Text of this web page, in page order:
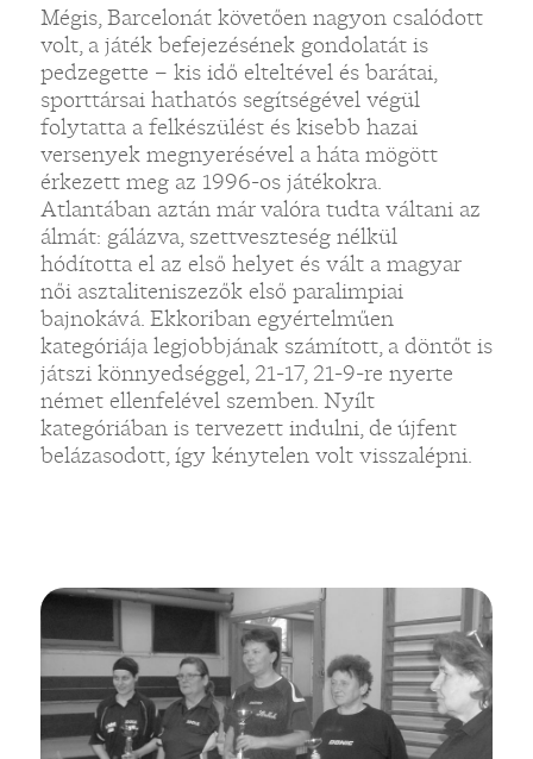
Mégis, Barcelonát követően nagyon csalódott
volt, a játék befejezésének gondolatát is
pedzegette – kis idő elteltével és barátai,
sporttársai hathatós segítségével végül
folytatta a felkészülést és kisebb hazai
versenyek megnyerésével a háta mögött
érkezett meg az 1996-os játékokra.
Atlantában aztán már valóra tudta váltani az
álmát: gálázva, szettveszteség nélkül
hódította el az első helyet és vált a magyar
női asztaliteniszezők első paralimpiai
bajnokává. Ekkoriban egyértelműen
kategóriája legjobbjának számított, a döntőt is
játszi könnyedséggel, 21-17, 21-9-re nyerte
német ellenfelével szemben. Nyílt
kategóriában is tervezett indulni, de újfent
belázasodott, így kénytelen volt visszalépni.